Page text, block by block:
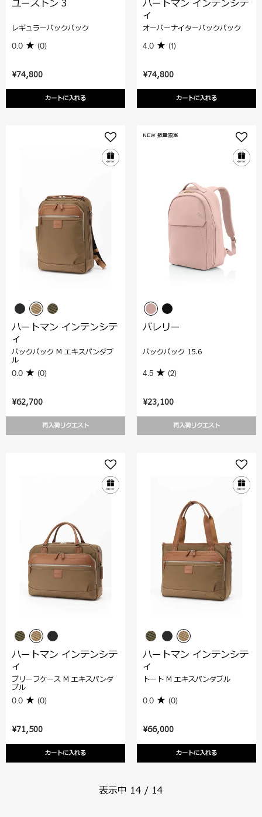
¥74,800
カートに入れる
ユーストン 3
レギュラーバックパック
0.0 (0)
¥74,800
カートに入れる
ハートマン インテンシテ
ィ
オーバーナイターバックパック
4.0 (1)
¥62,700
再入荷リクエスト
ハートマン インテンシテ
ィ
バックパック M エキスパンダブ
ル
0.0 (0)
¥23,100
再入荷リクエスト
NEW 数量限定
バレリー
バックパック 15.6
4.5 (2)
¥71,500
カートに入れる
ハートマン インテンシテ
ィ
ブリーフケース M エキスパンダ
ブル
0.0 (0)
¥66,000
カートに入れる
ハートマン インテンシテ
ィ
トート M エキスパンダブル
0.0 (0)
表示中 14 / 14